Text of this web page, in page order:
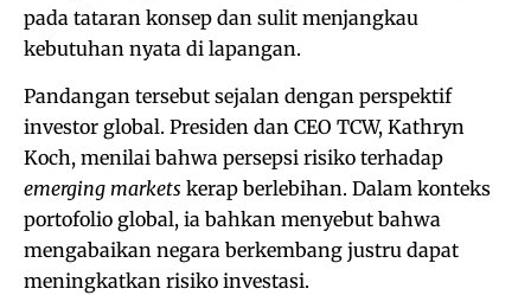
pada tataran konsep dan sulit menjangkau
kebutuhan nyata di lapangan.
Pandangan tersebut sejalan dengan perspektif
investor global. Presiden dan CEO TCW, Kathryn
Koch, menilai bahwa persepsi risiko terhadap
emerging markets kerap berlebihan. Dalam konteks
portofolio global, ia bahkan menyebut bahwa
mengabaikan negara berkembang justru dapat
meningkatkan risiko investasi.